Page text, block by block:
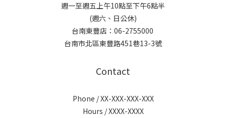
週一至週五上午10點至下午6點半
(週六、日公休)
台南東豐店：06-2755000
台南市北區東豐路451巷13-3號
Contact
Phone / XX-XXX-XXX-XXX
Hours / XXXX-XXXX